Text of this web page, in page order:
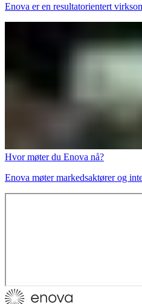
Enova er en resultatorientert
Hvor møter du Enova nå?
Enova møter markedsaktører og